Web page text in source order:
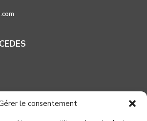
le consentement